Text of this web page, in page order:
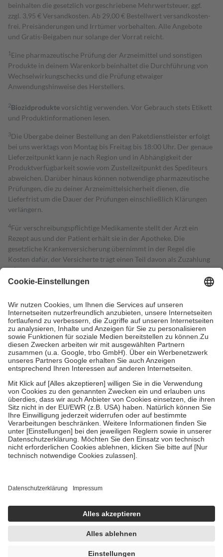
beinhalten die gesetzlich vorgeschriebene Mehrwertsteuer, ggf.
zzgl. 3,95 € Versandkosten. Ab 29,00 € Bestell­wert versand­kosten­
frei. Preisänderungen und Irrtümer vorbehalten. Alle Angebote
und Gratis-Beigaben nur solange der Vorrat reicht.
1 Eine pharmazeutische Prüfung der Arzneimittel und sonstigen
Produkte in deinem Warenkorb beinhaltet die Durchführung von
Wechselwirkungschecks und die Prüfung etwaiger
Anwendungshinweise des Herstellers.
2Biozidproduktevorsichtig verwenden. Vor Gebrauch stets Etikett
und Produktinformationen lesen.
3Die Übergabe deiner Bestellung an den Paketdienstleister erfolgt
bei uns werktags von Montag bis Freitag bis 18:00 Uhr. Der genaue
Lieferzeitpunkt kann je nach Region und in Abhängigkeit der
Produktverfügbarkeit sowie vom Zustellzeitpunkt des Spediteurs
abweichen. Darüber hinaus können notwendige pharmazeutische
Prüfungen, die zu deiner Arzneimittelsicherheit dienen, die
Lieferfrist um die Dauer der Prüfungen einschließlich Klärungen
verlängern.
4Für verschreibungspflichtige Medikamente stellt der Arzt ein
Rezept aus und der Patient erhält sie in der Apotheke. Die
gesetzliche Krankenversicherung übernimmt in der Regel die
Kosten dafür, der Versicherte trägt einen Teil davon als Zuzahlung
mit.
Grundsätzlich leisten Mitglieder Zuzahlungen in Höhe von zehn
höchstens zehn Euro.
Es sind jedoch nie mehr als die tatsächlichen
Kosten der Leistung zu entrichten.
Diese Regeln gelten grundsätzlich auch für Online-Apotheken.
Bei Heilmitteln und häuslicher Krankenpflege beträgt die
Zuzahlung zehn Prozent der Kosten sowie zehn Euro je
Verordnung.
Um das Engagement der Versicherten für ihre eigene Gesundheit zu
stärken und die besondere Stellung der Familie zu unterstützen,
fallenkeine Zuzahlungenan bei:
• Kindern und Jugendlichen bis zum vollendeten 18. Lebensjahr
mit Ausnahme der Fahrkosten
• Untersuchungen zur Vorsorge und Früherkennung, die von der
GKV getragen werden
• empfohlenen Schutzimpfungen
• Harn- und Blutteststreifen
getroffen, um sicherzustellen, dass es sich um echte Bewertungen
https://help.etrusted.com/hc/de/articles/4419944605341
Einige Bilder und Inhalte wurden unter Zuhilfenahme künstlicher